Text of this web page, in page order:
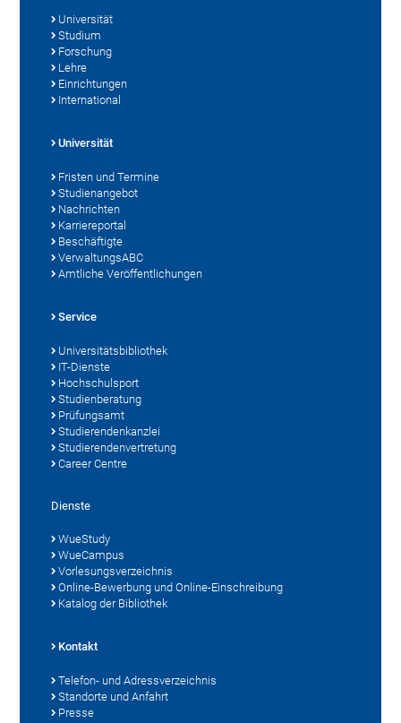
Universität
Studium
Forschung
Lehre
Einrichtungen
International
Universität
Fristen und Termine
Studienangebot
Nachrichten
Karriereportal
Beschäftigte
VerwaltungsABC
Amtliche Veröffentlichungen
Service
Universitätsbibliothek
IT-Dienste
Hochschulsport
Studienberatung
Prüfungsamt
Studierendenkanzlei
Studierendenvertretung
Career Centre
Dienste
WueStudy
WueCampus
Vorlesungsverzeichnis
Online-Bewerbung und Online-Einschreibung
Katalog der Bibliothek
Kontakt
Telefon- und Adressverzeichnis
Standorte und Anfahrt
Presse